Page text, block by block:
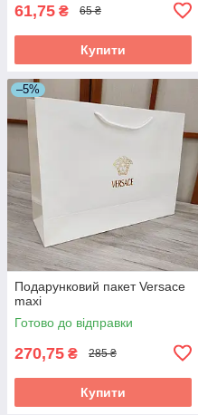
61,75 ₴ 65 ₴
Купити
–5%
Подарунковий пакет Versace
maxi
Готово до відправки
270,75 ₴ 285 ₴
Купити